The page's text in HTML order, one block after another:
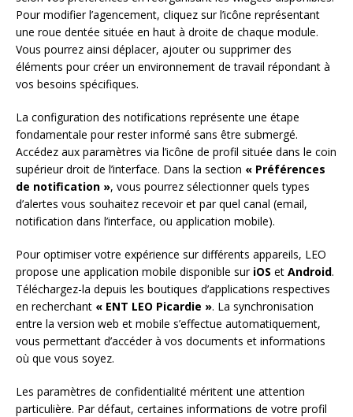
Pour modifier l’agencement, cliquez sur l’icône représentant
une roue dentée située en haut à droite de chaque module.
Vous pourrez ainsi déplacer, ajouter ou supprimer des
éléments pour créer un environnement de travail répondant à
vos besoins spécifiques.
La configuration des notifications représente une étape
fondamentale pour rester informé sans être submergé.
Accédez aux paramètres via l’icône de profil située dans le coin
supérieur droit de l’interface. Dans la section « Préférences
de notification », vous pourrez sélectionner quels types
d’alertes vous souhaitez recevoir et par quel canal (email,
notification dans l’interface, ou application mobile).
Pour optimiser votre expérience sur différents appareils, LEO
propose une application mobile disponible sur iOS et Android.
Téléchargez-la depuis les boutiques d’applications respectives
en recherchant « ENT LEO Picardie ». La synchronisation
entre la version web et mobile s’effectue automatiquement,
vous permettant d’accéder à vos documents et informations
où que vous soyez.
Les paramètres de confidentialité méritent une attention
particulière. Par défaut, certaines informations de votre profil